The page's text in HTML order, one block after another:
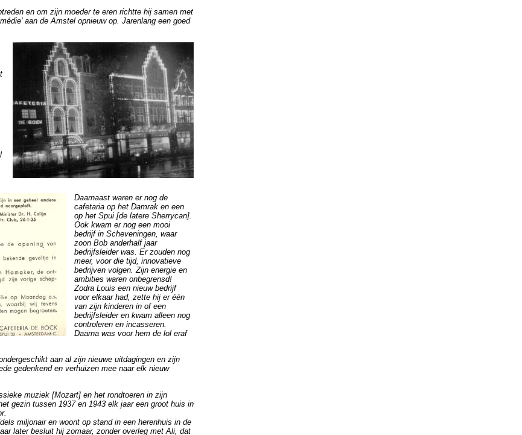
en om zijn moeder te eren richtte hij samen met
aan de Amstel opnieuw op. Jarenlang een goed
Daarnaast waren er nog de
cafetaria op het Damrak en een
op het Spui [de latere Sherrycan].
Ook kwam er nog een mooi
bedrijf in Scheveningen, waar
zoon Bob anderhalf jaar
bedrijfsleider was. Er zouden nog
meer, voor die tijd, innovatieve
bedrijven volgen. Zijn energie en
ambities waren onbegrensd!
Zodra Louis een nieuw bedrijf
voor elkaar had, zette hij er één
van zijn kinderen in of een
bedrijfsleider en kwam alleen nog
controleren en incasseren.
Daarna was voor hem de lol eraf
aan al zijn nieuwe uitdagingen en zijn
gedenkend en verhuizen mee naar elk nieuw
muziek [Mozart] en het rondtoeren in zijn
gezin tussen 1937 en 1943 elk jaar een groot huis in
miljonair en woont op stand in een herenhuis in de
later besluit hij zomaar, zonder overleg met Ali, dat